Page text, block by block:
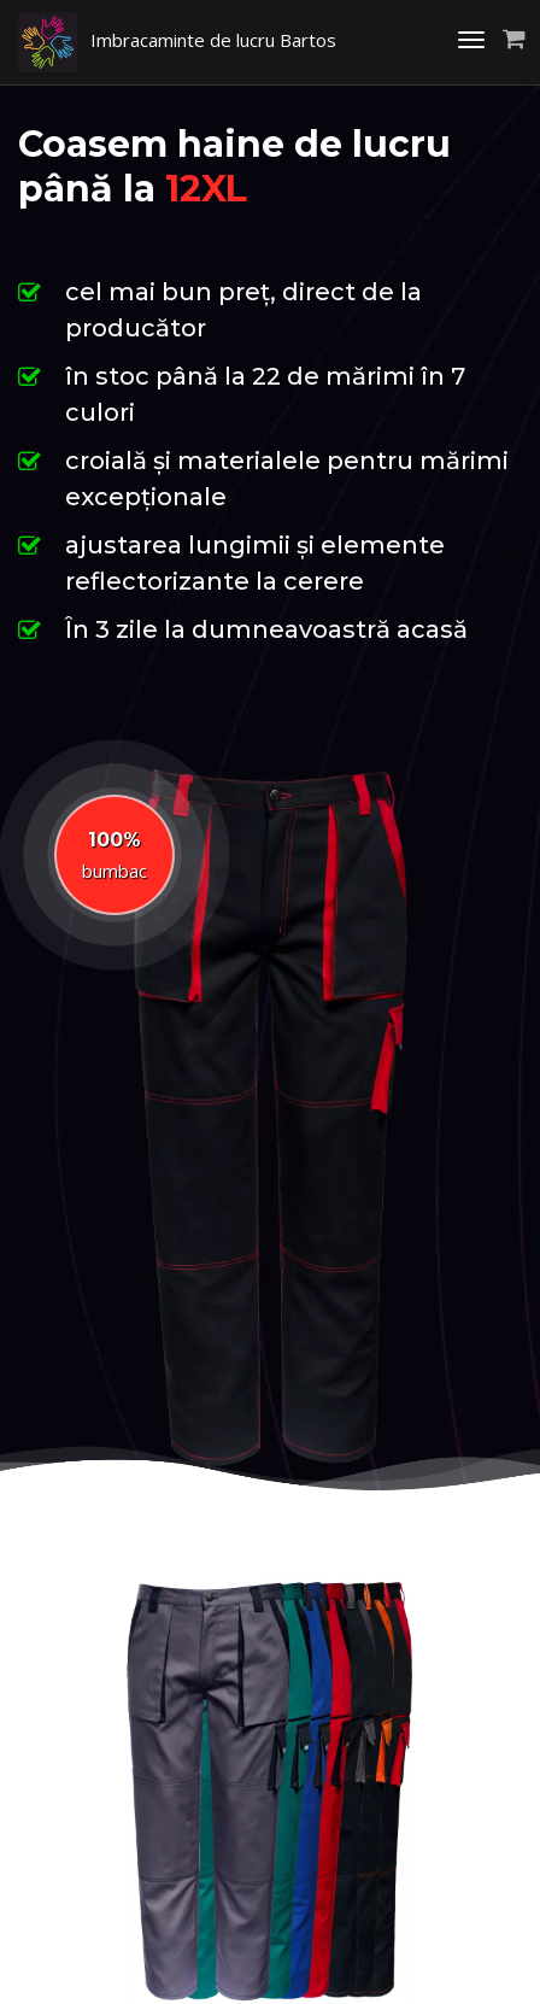
Toggle
Imbracaminte de lucru Bartos
Coasem haine de lucru
până la 12XL
cel mai bun preț, direct de la
producător
în stoc până la 22 de mărimi în 7
culori
croială și materialele pentru mărimi
excepționale
ajustarea lungimii și elemente
reflectorizante la cerere
În 3 zile la dumneavoastră acasă
100%
bumbac